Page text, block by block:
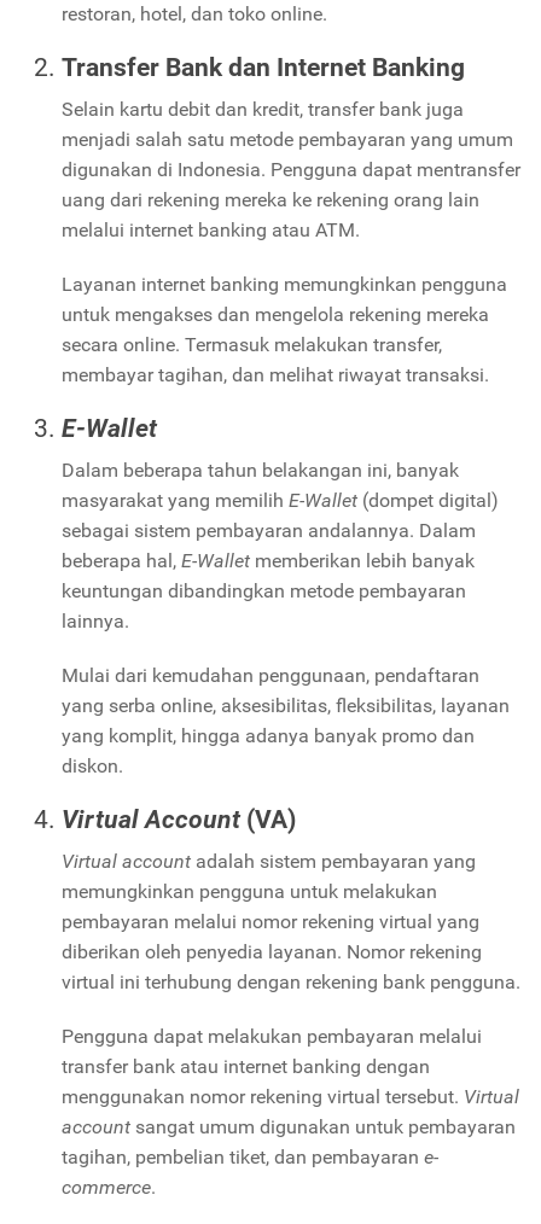
restoran, hotel, dan toko online.
Transfer Bank dan Internet Banking
Selain kartu debit dan kredit, transfer bank juga
menjadi salah satu metode pembayaran yang umum
digunakan di Indonesia. Pengguna dapat mentransfer
uang dari rekening mereka ke rekening orang lain
melalui internet banking atau ATM.
Layanan internet banking memungkinkan pengguna
untuk mengakses dan mengelola rekening mereka
secara online. Termasuk melakukan transfer,
membayar tagihan, dan melihat riwayat transaksi.
E-Wallet
Dalam beberapa tahun belakangan ini, banyak
masyarakat yang memilih E-Wallet (dompet digital)
sebagai sistem pembayaran andalannya. Dalam
beberapa hal, E-Wallet memberikan lebih banyak
keuntungan dibandingkan metode pembayaran
lainnya.
Mulai dari kemudahan penggunaan, pendaftaran
yang serba online, aksesibilitas, fleksibilitas, layanan
yang komplit, hingga adanya banyak promo dan
diskon.
Virtual Account(VA)
Virtual account adalah sistem pembayaran yang
memungkinkan pengguna untuk melakukan
pembayaran melalui nomor rekening virtual yang
diberikan oleh penyedia layanan. Nomor rekening
virtual ini terhubung dengan rekening bank pengguna.
Pengguna dapat melakukan pembayaran melalui
transfer bank atau internet banking dengan
menggunakan nomor rekening virtual tersebut. Virtual
account sangat umum digunakan untuk pembayaran
tagihan, pembelian tiket, dan pembayaran e-
commerce.